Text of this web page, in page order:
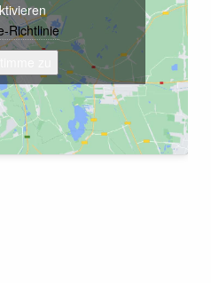
Richtlinie